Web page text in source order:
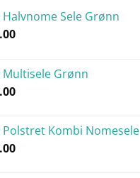
Sele Grønn
Multisele Grønn
Polstret Kombi Nomesele